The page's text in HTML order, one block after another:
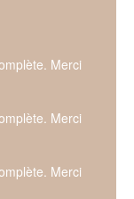
Merci
Merci
Merci